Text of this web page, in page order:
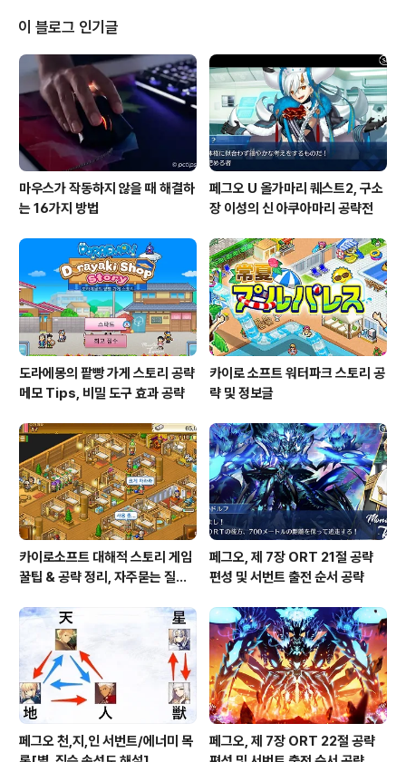
발전 투자 시장은 놀라운 침착성을 보이고 있습니다. 본 기
사에서는 많은 태양 광 발전의 설치 · 운영에 종사하는 청정
에너지 산업에 정통한 난바 토오루 씨가 실상을 적나라하
게 설명합니다. 코로나 확대로 시장 큰 파란, 태양광 투자도
'끝났다'? 온화한 투자 코로나 확..
이 블로그 인기글
마우스가 작동하지 않을 때 해결하
는 16가지 방법
페그오 U 올가마리 퀘스트2, 구소
장 이성의 신 아쿠아마리 공략전
도라에몽의 팥빵 가게 스토리 공략
메모 Tips, 비밀 도구 효과 공략
카이로 소프트 워터파크 스토리 공
략 및 정보글
카이로소프트 대해적 스토리 게임
꿀팁 & 공략 정리, 자주묻는 질문
페그오, 제 7장 ORT 21절 공략
편성 및 서번트 출전 순서 공략
페그오 천,지,인 서번트/에너미 목
페그오, 제 7장 ORT 22절 공략